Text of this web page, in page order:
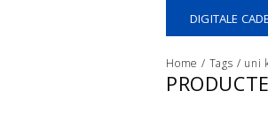
DIGITALE
Home / Tags / uni